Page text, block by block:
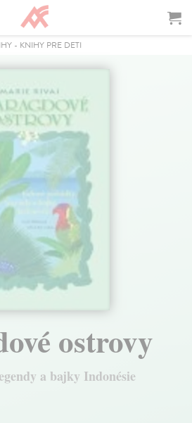
- KNIHY PRE DETI
ostrovy
a bajky Indonésie